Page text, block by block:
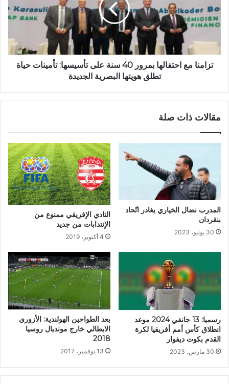
تزامنا مع احتفالها بمرور 40 سنة على تأسيسها: تأمينات حياة
تطلق هويتها البصرية الجديدة
مقالات ذات صلة
المدرب نضال الخياري يغادر اتّحاد
بنقردان
30 يونيو، 2023
النادي الإفريقي ممنوع من
الإنتدابات من جديد
4 أكتوبر، 2019
رسميا: 13 جانفي 2024 موعد
انطلاق كأس أمم أفريقيا لكرة
القدم بكوت ديفوار
30 مارس، 2023
بعد الطواحين الهولندية: الأزوري
الايطالي خارج مونديال روسيا
2018
13 نوفمبر، 2017